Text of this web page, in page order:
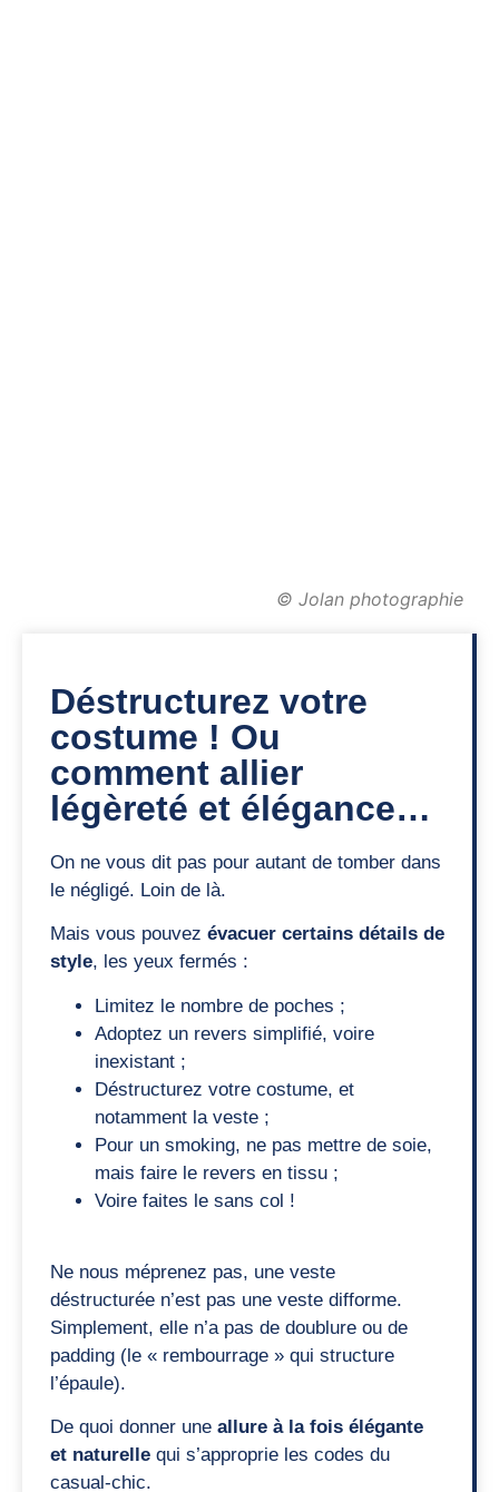
© Jolan photographie
Déstructurez votre
costume ! Ou
comment allier
légèreté et élégance…
On ne vous dit pas pour autant de tomber dans
le négligé. Loin de là.
Mais vous pouvez évacuer certains détails de
style, les yeux fermés :
Limitez le nombre de poches ;
Adoptez un revers simplifié, voire
inexistant ;
Déstructurez votre costume, et
notamment la veste ;
Pour un smoking, ne pas mettre de soie,
mais faire le revers en tissu ;
Voire faites le sans col !
Ne nous méprenez pas, une veste
déstructurée n’est pas une veste difforme.
Simplement, elle n’a pas de doublure ou de
padding (le « rembourrage » qui structure
l’épaule).
De quoi donner une allure à la fois élégante
et naturelle qui s’approprie les codes du
casual-chic.